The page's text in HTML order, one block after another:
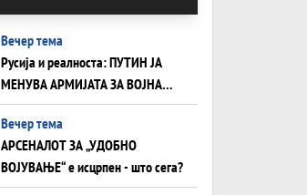
Вечер тема
Русија и реалноста: ПУТИН ЈА
МЕНУВА АРМИЈАТА ЗА ВОЈНА
ШТО ОСТАНУВА БЕЗ ФРОНТ
Вечер тема
АРСЕНАЛОТ ЗА „УДОБНО
ВОЈУВАЊЕ“ е исцрпен - што сега?